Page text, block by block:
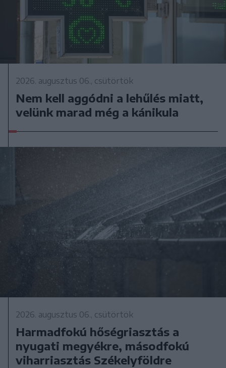
2026. augusztus 06., csütörtök
Nem kell aggódni a lehűlés miatt,
velünk marad még a kánikula
2026. augusztus 06., csütörtök
Harmadfokú hőségriasztás a
nyugati megyékre, másodfokú
viharriasztás Székelyföldre